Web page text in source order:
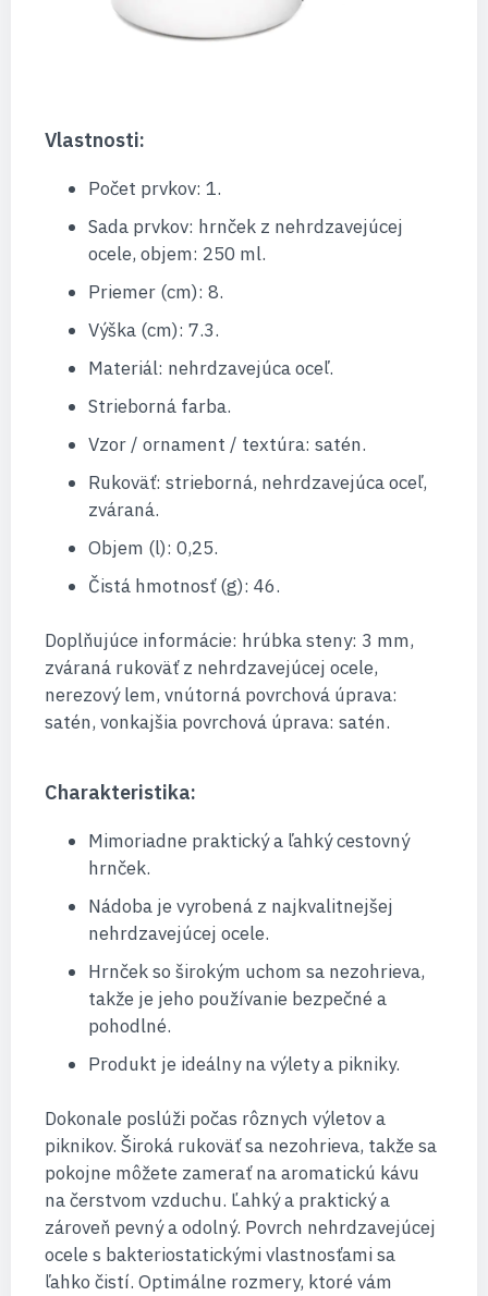
Vlastnosti:
Počet prvkov: 1.
Sada prvkov: hrnček z nehrdzavejúcej
ocele, objem: 250 ml.
Priemer (cm): 8.
Výška (cm): 7.3.
Materiál: nehrdzavejúca oceľ.
Strieborná farba.
Vzor / ornament / textúra: satén.
Rukoväť: strieborná, nehrdzavejúca oceľ,
zváraná.
Objem (l): 0,25.
Čistá hmotnosť (g): 46.
Doplňujúce informácie: hrúbka steny: 3 mm,
zváraná rukoväť z nehrdzavejúcej ocele,
nerezový lem, vnútorná povrchová úprava:
satén, vonkajšia povrchová úprava: satén.
Charakteristika:
Mimoriadne praktický a ľahký cestovný
hrnček.
Nádoba je vyrobená z najkvalitnejšej
nehrdzavejúcej ocele.
Hrnček so širokým uchom sa nezohrieva,
takže je jeho používanie bezpečné a
pohodlné.
Produkt je ideálny na výlety a pikniky.
Dokonale poslúži počas rôznych výletov a
piknikov. Široká rukoväť sa nezohrieva, takže sa
pokojne môžete zamerať na aromatickú kávu
na čerstvom vzduchu. Ľahký a praktický a
zároveň pevný a odolný. Povrch nehrdzavejúcej
ocele s bakteriostatickými vlastnosťami sa
ľahko čistí. Optimálne rozmery, ktoré vám